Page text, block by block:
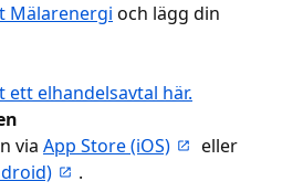
Mälarenergi och lägg din
elhandelsavtal här.
via App Store (iOS)
eller
.